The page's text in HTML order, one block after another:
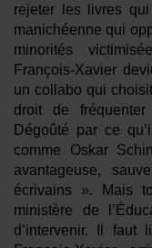
rejeter les livres
manichéenne qui
minorités
François-Xavier
un collabo qui
droit de
Dégoûté par ce
comme Oskar
avantageuse,
écrivains ». Mais
ministère de
d’intervenir. Il faut